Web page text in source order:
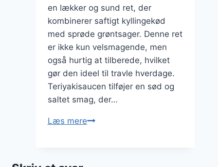
en lækker og sund ret, der
kombinerer saftigt kyllingekød
med sprøde grøntsager. Denne ret
er ikke kun velsmagende, men
også hurtig at tilberede, hvilket
gør den ideel til travle hverdage.
Teriyakisaucen tilføjer en sød og
saltet smag, der…
Læs mereWok